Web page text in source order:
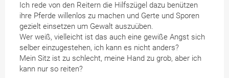
Ich rede von den Reitern die Hilfszügel dazu benützen
ihre Pferde willenlos zu machen und Gerte und Sporen
gezielt einsetzen um Gewalt auszuüben.
Wer weiß, vielleicht ist das auch eine gewiße Angst sich
selber einzugestehen, ich kann es nicht anders?
Mein Sitz ist zu schlecht, meine Hand zu grob, aber ich
kann nur so reiten?